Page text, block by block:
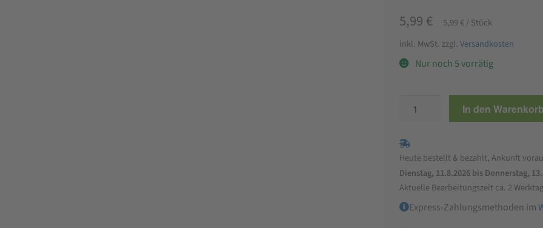
5,99 € 5,99 € /Stück
inkl. MwSt. zzgl. Versandkosten
Nur noch 5 vorrätig
Pfiffikus
Futterstange
1
Stück
Menge
In den Warenkorb
Heute bestellt & bezahlt, Ankunft
Dienstag, 11.8.2026 bis Donnerstag,
Aktuelle Bearbeitungszeit ca. 2
Express-Zahlungsmethoden im